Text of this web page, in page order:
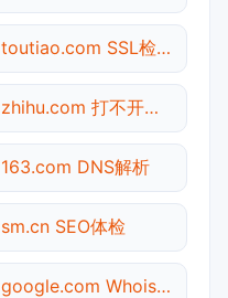
toutiao.com SSL检测
zhihu.com 打不开检测
163.com DNS解析
sm.cn SEO体检
google.com Whois查询